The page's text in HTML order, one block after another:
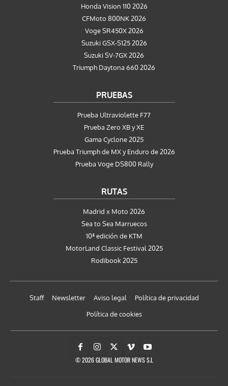
Honda Vision 110 2026
CFMoto 800NK 2026
Voge SR450X 2026
Suzuki GSX-S125 2026
Suzuki SV-7GX 2026
Triumph Daytona 660 2026
PRUEBAS
Prueba Ultraviolette F77
Prueba Zero XB y XE
Gama Cyclone 2025
Prueba Triumph de MX y Enduro de 2026
Prueba Voge DS800 Rally
RUTAS
Madrid x Moto 2026
Sea to Sea Marruecos
10ª edición de KTM
MotorLand Classic Festival 2025
Rodibook 2025
Staff Newsletter Aviso legal
Política de privacidad
Política de cookies
© 2026 GLOBAL MOTOR NEWS S.L